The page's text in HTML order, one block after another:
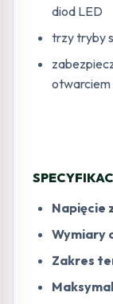
diod LED
trzy tryby
otwarciem
Napięcie
Wymiary
Zakres